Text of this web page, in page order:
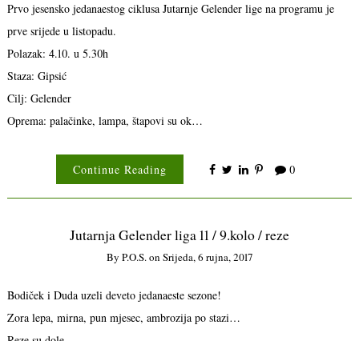
Prvo jesensko jedanaestog ciklusa Jutarnje Gelender lige na programu je
prve srijede u listopadu.
Polazak: 4.10. u 5.30h
Staza: Gipsić
Cilj: Gelender
Oprema: palačinke, lampa, štapovi su ok…
Continue Reading 0
Jutarnja Gelender liga 11 / 9.kolo / reze
By P.o.s.on Srijeda, 6 rujna, 2017
Bodiček i Duda uzeli deveto jedanaeste sezone!
Zora lepa, mirna, pun mjesec, ambrozija po stazi…